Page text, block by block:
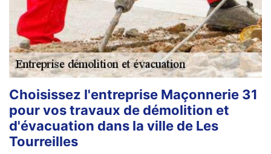
Choisissez l'entreprise Maçonnerie 31
pour vos travaux de démolition et
d'évacuation dans la ville de Les
Tourreilles